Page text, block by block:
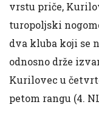
vrstu priče,
turopoljski
dva kluba koji se
odnosno drže
Kurilovec u
petom rangu (4.